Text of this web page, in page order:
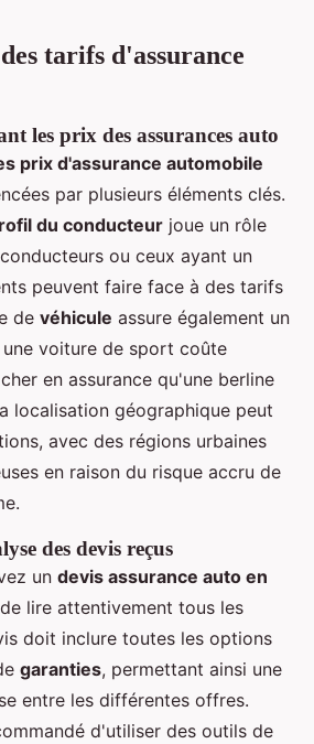
tarifs d'assurance
les prix des assurances auto
prix d'assurance automobile
par plusieurs éléments clés.
du conducteur joue un rôle
ou ceux ayant un
peuvent faire face à des tarifs
de véhicule assure également un
voiture de sport coûte
en assurance qu'une berline
localisation géographique peut
avec des régions urbaines
en raison du risque accru de
des devis reçus
un devis assurance auto en
lire attentivement tous les
doit inclure toutes les options
garanties, permettant ainsi une
entre les différentes offres.
d'utiliser des outils de